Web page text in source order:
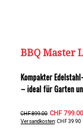
BBQ Master
Kompakter
– ideal für Garten
CHF 899.00 CHF 799.00
Versandkosten: CHF 39.90